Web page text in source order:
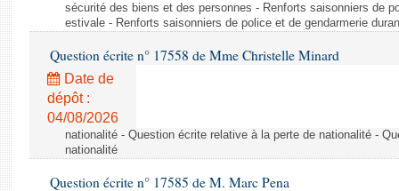
Comptes rendus des débats
sécurité des biens et des personnes - Renforts saisonniers de
estivale - Renforts saisonniers de police et de gendarmerie
Question écrite n° 17558 de Mme Christelle Minard
Date de
dépôt :
04/08/2026
nationalité - Question écrite relative à la perte de nationalité -
nationalité
Question écrite n° 17585 de M. Marc Pena